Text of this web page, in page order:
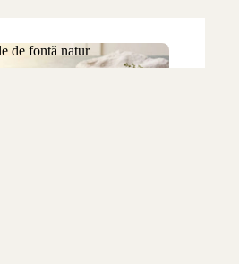
de fontă natur